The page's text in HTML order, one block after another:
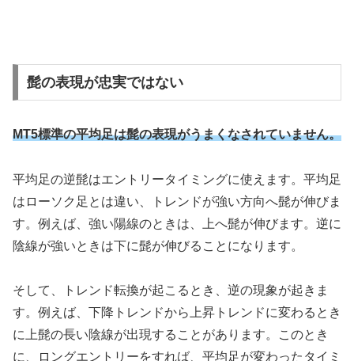
髭の表現が忠実ではない
MT5標準の平均足は髭の表現がうまくなされていません。
平均足の逆髭はエントリータイミングに使えます。平均足
はローソク足とは違い、トレンドが強い方向へ髭が伸びま
す。例えば、強い陽線のときは、上へ髭が伸びます。逆に
陰線が強いときは下に髭が伸びることになります。
そして、トレンド転換が起こるとき、逆の現象が起きま
す。例えば、下降トレンドから上昇トレンドに変わるとき
に上髭の長い陰線が出現することがあります。このとき
に、ロングエントリーをすれば、平均足が変わったタイミ